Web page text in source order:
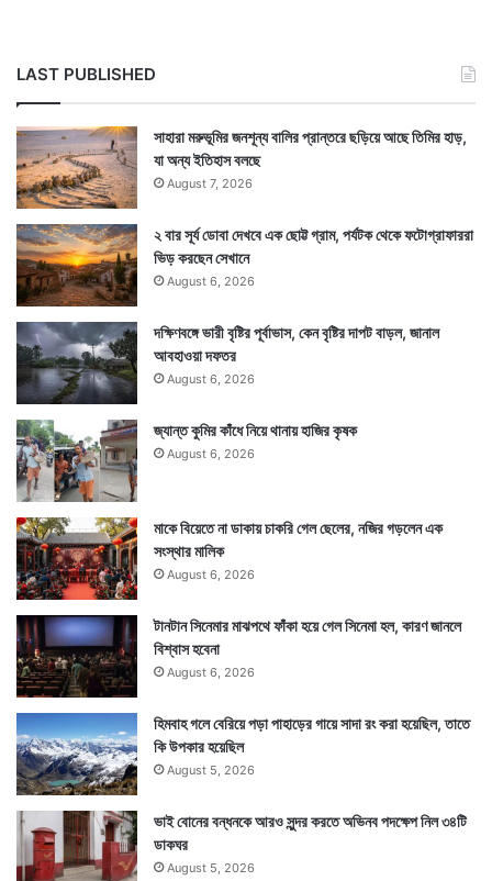
Tags Hyderabad National News
LAST PUBLISHED
সাহারা মরুভূমির জনশূন্য বালির প্রান্তরে ছড়িয়ে আছে তিমির হাড়,
যা অন্য ইতিহাস বলছে
August 7, 2026
২ বার সূর্য ডোবা দেখবে এক ছোট্ট গ্রাম, পর্যটক থেকে ফটোগ্রাফাররা
ভিড় করছেন সেখানে
August 6, 2026
দক্ষিণবঙ্গে ভারী বৃষ্টির পূর্বাভাস, কেন বৃষ্টির দাপট বাড়ল, জানাল
আবহাওয়া দফতর
August 6, 2026
জ্যান্ত কুমির কাঁধে নিয়ে থানায় হাজির কৃষক
August 6, 2026
মাকে বিয়েতে না ডাকায় চাকরি গেল ছেলের, নজির গড়লেন এক
সংস্থার মালিক
August 6, 2026
টানটান সিনেমার মাঝপথে ফাঁকা হয়ে গেল সিনেমা হল, কারণ জানলে
বিশ্বাস হবেনা
August 6, 2026
হিমবাহ গলে বেরিয়ে পড়া পাহাড়ের গায়ে সাদা রং করা হয়েছিল, তাতে
কি উপকার হয়েছিল
August 5, 2026
ভাই বোনের বন্ধনকে আরও সুন্দর করতে অভিনব পদক্ষেপ নিল ৩৪টি
ডাকঘর
August 5, 2026